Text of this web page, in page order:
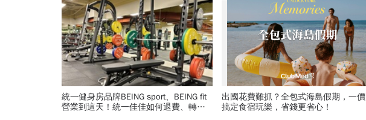
統一健身房品牌BEING sport、BEING fit
營業到這天！統一佳佳如何退費、轉換
出國花費難抓？全包式海島假期，一價
搞定食宿玩樂，省錢更省心！